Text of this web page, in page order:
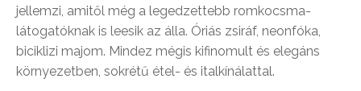
jellemzi, amitől még a legedzettebb romkocsma-
látogatóknak is leesik az álla. Óriás zsiráf, neonfóka,
biciklizi majom. Mindez mégis kifinomult és elegáns
környezetben, sokrétű étel- és italkínálattal.